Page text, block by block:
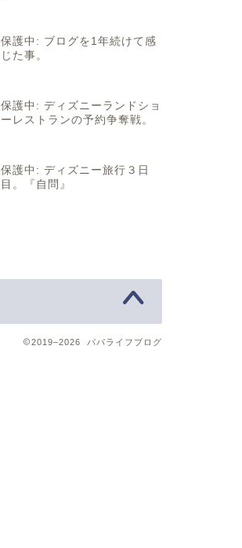
保護中: ブログを1年続けて感
じた事。
保護中: ディズニーランドショ
ーレストランの予約争奪戦。
保護中: ディズニー旅行３日
目。『自問』
2019–2026 パパライフブログ